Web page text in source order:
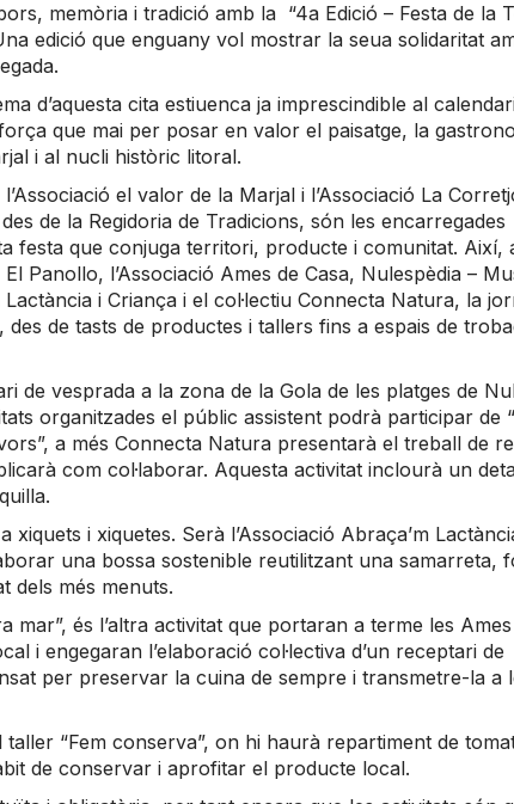
memòria i tradició amb la “4a Edició – Festa de la
edició que enguany vol mostrar la seua solidaritat
d’aquesta cita estiuenca ja imprescindible al
que mai per posar en valor el paisatge, la
i al nucli històric litoral.
el valor de la Marjal i l’Associació La
de la Regidoria de Tradicions, són les encarregades
festa que conjuga territori, producte i comunitat. Així,
Panollo, l’Associació Ames de Casa, Nulespèdia –
i Criança i el col·lectiu Connecta Natura, la
de tasts de productes i tallers fins a espais de
de vesprada a la zona de la Gola de les platges de
organitzades el públic assistent podrà participar de
a més Connecta Natura presentarà el treball de
com col·laborar. Aquesta activitat inclourà un
i xiquetes. Serà l’Associació Abraça’m
una bossa sostenible reutilitzant una samarreta,
dels més menuts.
mar”, és l’altra activitat que portaran a terme les
i engegaran l’elaboració col·lectiva d’un receptari de
per preservar la cuina de sempre i transmetre-la a
“Fem conserva”, on hi haurà repartiment de
de conservar i aprofitar el producte local.